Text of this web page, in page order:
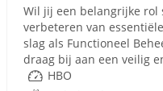
Wil jij een belangrijke
verbeteren van
slag als Functioneel
draag bij aan een veilig
HBO